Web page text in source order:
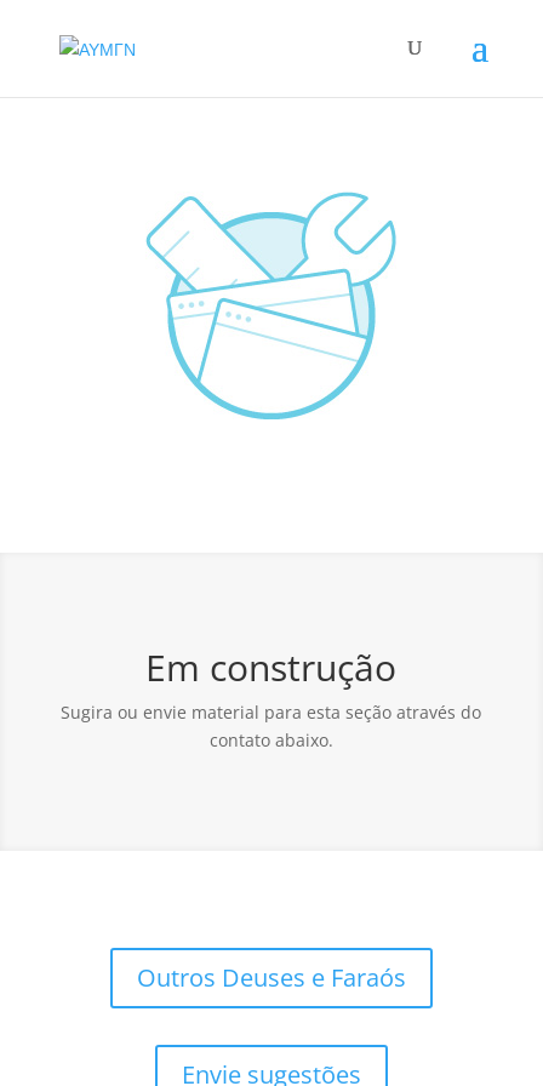
Em construção
Sugira ou envie material para esta seção através do
contato abaixo.
Outros Deuses e Faraós
Envie sugestões